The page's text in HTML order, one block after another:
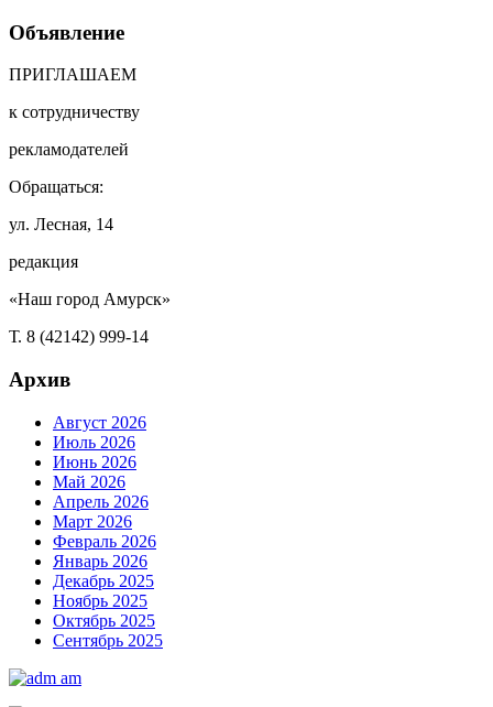
Объявление
ПРИГЛАШАЕМ
к сотрудничеству
рекламодателей
Обращаться:
ул. Лесная, 14
редакция
«Наш город Амурск»
Т. 8 (42142) 999-14
Архив
Август 2026
Июль 2026
Июнь 2026
Май 2026
Апрель 2026
Март 2026
Февраль 2026
Январь 2026
Декабрь 2025
Ноябрь 2025
Октябрь 2025
Сентябрь 2025